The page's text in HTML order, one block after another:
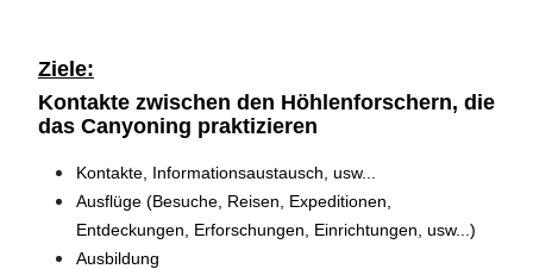
Ziele:
Kontakte zwischen den Höhlenforschern, die
das Canyoning praktizieren
Kontakte, Informationsaustausch, usw...
Ausflüge (Besuche, Reisen, Expeditionen,
Entdeckungen, Erforschungen, Einrichtungen, usw...)
Ausbildung